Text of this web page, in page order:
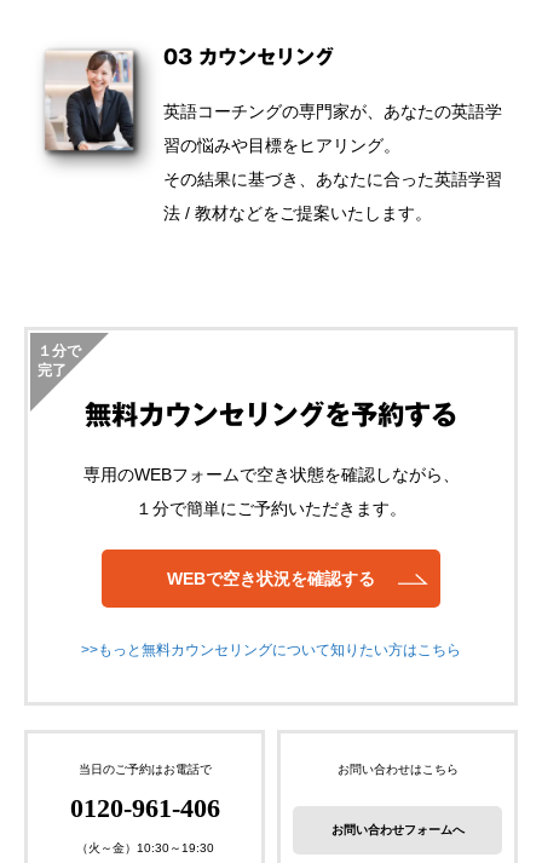
03 カウンセリング
英語コーチングの専門家が、あなたの英語学
習の悩みや目標をヒアリング。
その結果に基づき、あなたに合った英語学習
法 / 教材などをご提案いたします。
１分で
完了
無料カウンセリングを予約する
専用のWEBフォームで空き状態を確認しながら、
１分で簡単にご予約いただきます。
WEBで空き状況を確認する
>>もっと無料カウンセリングについて知りたい方はこちら
当日のご予約はお電話で
0120-961-406
（火～金）10:30～19:30
お問い合わせはこちら
お問い合わせフォームへ